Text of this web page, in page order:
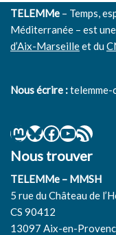
TELEMMe – Temps,
Méditerranée – est
d’Aix-Marseilleet du
Nous écrire :
Nous trouver
TELEMMe – MMSH
5 rue du Château de
CS 90412
13097 Aix-en-